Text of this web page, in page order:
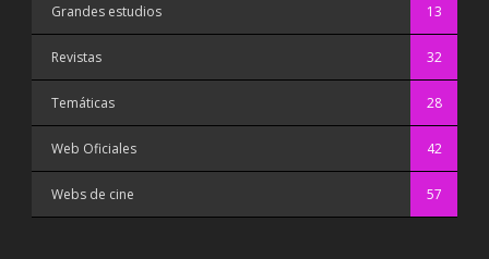
Grandes estudios 13
Revistas 32
Temáticas 28
Web Oficiales 42
Webs de cine 57